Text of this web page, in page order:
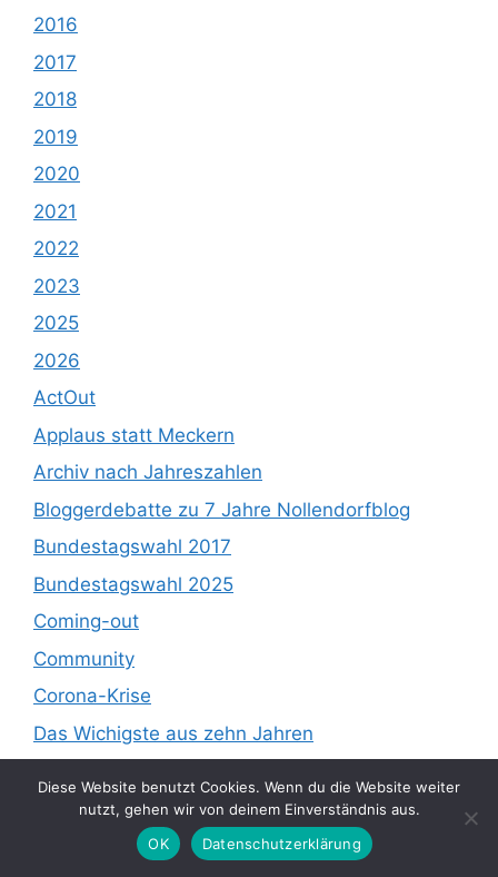
2016
2017
2018
2019
2020
2021
2022
2023
2025
2026
ActOut
Applaus statt Meckern
Archiv nach Jahreszahlen
Bloggerdebatte zu 7 Jahre Nollendorfblog
Bundestagswahl 2017
Bundestagswahl 2025
Coming-out
Community
Corona-Krise
Das Wichigste aus zehn Jahren
Ehe für alle
Film / Theater
Diese Website benutzt Cookies. Wenn du die Website weiter
nutzt, gehen wir von deinem Einverständnis aus.
OK
Datenschutzerklärung